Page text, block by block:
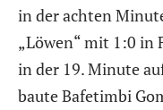
in der achten
„Löwen“ mit 1:0 in
in der 19. Minute
baute Bafetimbi